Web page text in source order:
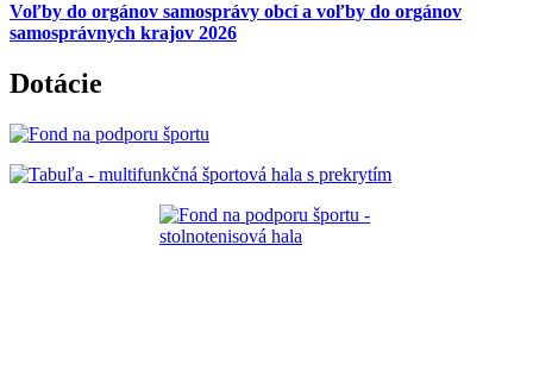
Voľby do orgánov samosprávy obcí a voľby do orgánov
samosprávnych krajov 2026
Dotácie